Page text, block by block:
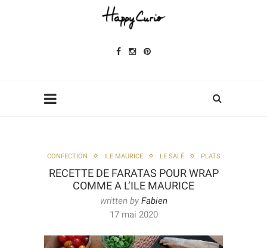
CONFECTION ILE MAURICE LE SALÉ PLATS
RECETTE DE FARATAS POUR WRAP
COMME A L’ILE MAURICE
written by Fabien
17 mai 2020